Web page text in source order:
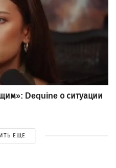
Dequine о ситуации
ЕЩЕ